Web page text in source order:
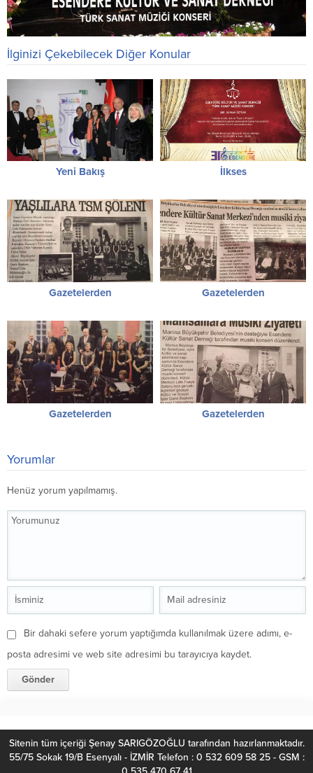
İlginizi Çekebilecek Diğer Konular
Yeni Bakış İlkses
Gazetelerden Gazetelerden
Gazetelerden Gazetelerden
Yorumlar
Henüz yorum yapılmamış.
Bir dahaki sefere yorum yaptığımda kullanılmak üzere adımı, e-
posta adresimi ve web site adresimi bu tarayıcıya kaydet.
Sitenin tüm içeriği Şenay SARIGÖZOĞLU tarafından hazırlanmaktadır.
55/75 Sokak 19/B Esenyalı - İZMİR Telefon : 0 532 609 58 25 - GSM :